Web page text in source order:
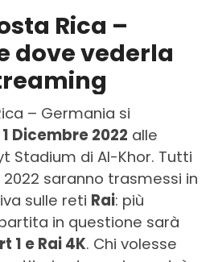
Rica –
dove vederla
– Germania si
Dicembre 2022 alle
Stadium di Al-Khor. Tutti
saranno trasmessi in
sulle reti Rai: più
in questione sarà
1 e Rai 4K. Chi volesse